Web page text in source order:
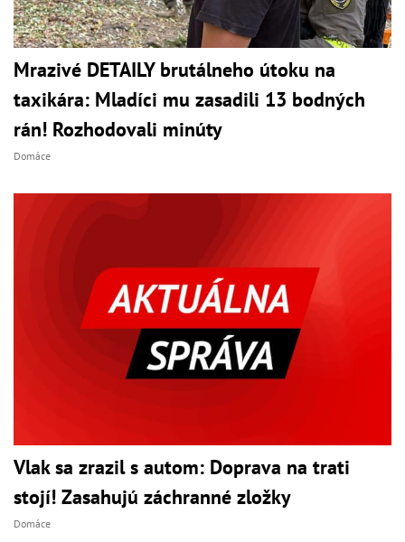
Mrazivé DETAILY brutálneho útoku na
taxikára: Mladíci mu zasadili 13 bodných
rán! Rozhodovali minúty
Domáce
Vlak sa zrazil s autom: Doprava na trati
stojí! Zasahujú záchranné zložky
Domáce